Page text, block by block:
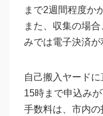
まで2週間程度か
また、収集の場
みでは電子決済が
自己搬入ヤード
15時まで申込みが
手数料は、市内